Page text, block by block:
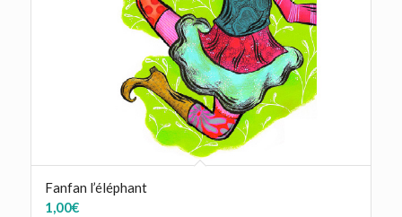
Fanfan l’éléphant
1,00€